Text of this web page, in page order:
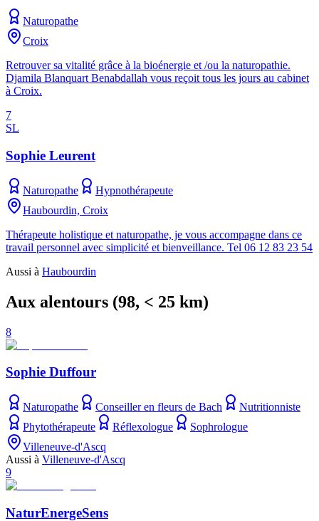
Naturopathe
Croix
Retrouver sa vitalité grâce à la bioénergie et /ou la naturopathie.
Djamila Blanquart Benabdallah vous reçoit tous les jours au cabinet
à Croix.
7
SL
Sophie Leurent
Naturopathe
Hypnothérapeute
Haubourdin, Croix
Thérapeute holistique et naturopathe, je vous accompagne dans ce
travail personnel avec simplicité et bienveillance. Tel 06 12 83 23 54
Aussi à Haubourdin
Aux alentours (98, < 25 km)
8
Sophie Duffour
Naturopathe Conseiller en fleurs de Bach
Nutritionniste
Phytothérapeute
Réflexologue
Sophrologue
Villeneuve-d'Ascq
Aussi à Villeneuve-d'Ascq
9
NaturEnergeSens